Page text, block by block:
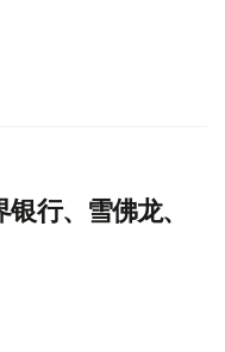
行、雪佛龙、